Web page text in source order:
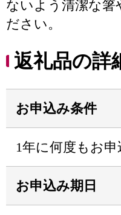
ないよう清潔な箸
ださい。
返礼品の詳
お申込み条件
1年に何度もお申
お申込み期日